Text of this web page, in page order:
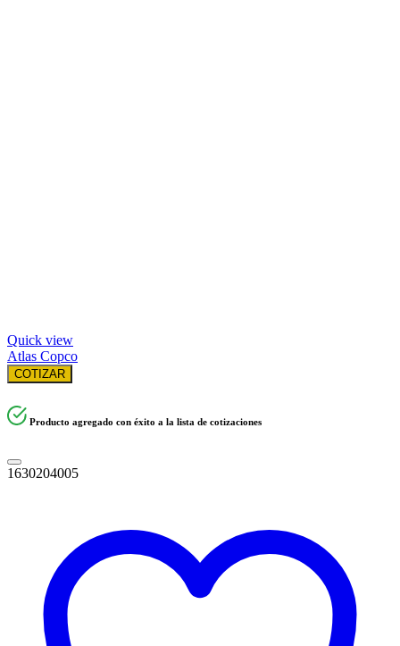
Quick view
Atlas Copco
COTIZAR
Producto agregado con éxito a la lista de cotizaciones
1630204005